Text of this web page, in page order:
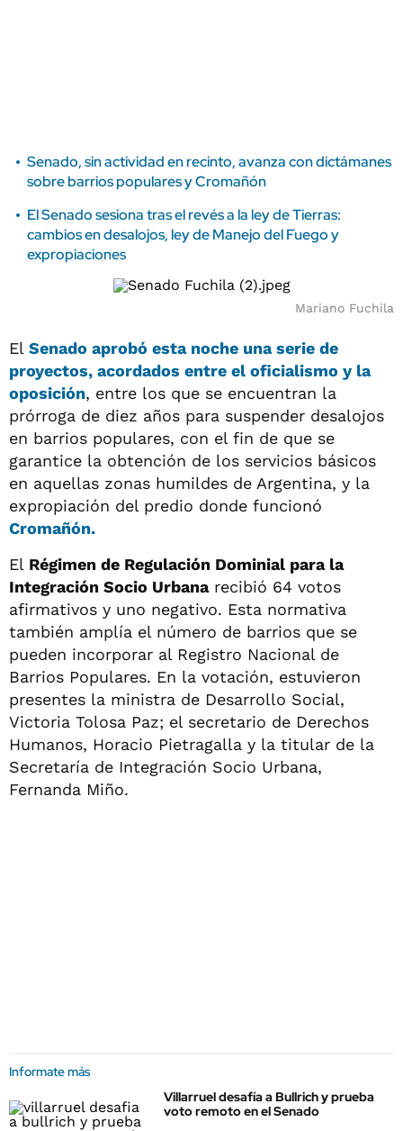
Senado, sin actividad en recinto, avanza con dictámanes
sobre barrios populares y Cromañón
El Senado sesiona tras el revés a la ley de Tierras:
cambios en desalojos, ley de Manejo del Fuego y
expropiaciones
Mariano Fuchila
El Senado aprobó esta noche una serie de
proyectos, acordados entre el oficialismo y la
oposición, entre los que se encuentran la
prórroga de diez años para suspender desalojos
en barrios populares, con el fin de que se
garantice la obtención de los servicios básicos
en aquellas zonas humildes de Argentina, y la
expropiación del predio donde funcionó
Cromañón.
El Régimen de Regulación Dominial para la
Integración Socio Urbanarecibió 64 votos
afirmativos y uno negativo. Esta normativa
también amplía el número de barrios que se
pueden incorporar al Registro Nacional de
Barrios Populares. En la votación, estuvieron
presentes la ministra de Desarrollo Social,
Victoria Tolosa Paz; el secretario de Derechos
Humanos, Horacio Pietragalla y la titular de la
Secretaría de Integración Socio Urbana,
Fernanda Miño.
Informate más
Villarruel desafía a Bullrich y prueba
voto remoto en el Senado